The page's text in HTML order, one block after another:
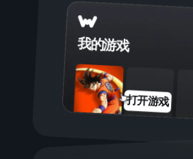
我的游戏
打开游戏